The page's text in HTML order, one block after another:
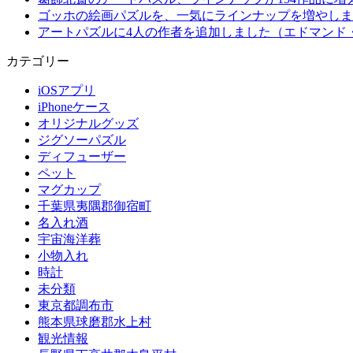
ゴッホの絵画パズルを、一気にラインナップを増やし
アートパズルに4人の作者を追加しました（エドマンド
カテゴリー
iOSアプリ
iPhoneケース
オリジナルグッズ
ジグソーパズル
ディフューザー
ペット
マグカップ
千葉県夷隅郡御宿町
名入れ酒
宇宙海洋葬
小物入れ
時計
未分類
東京都調布市
熊本県球磨郡水上村
観光情報